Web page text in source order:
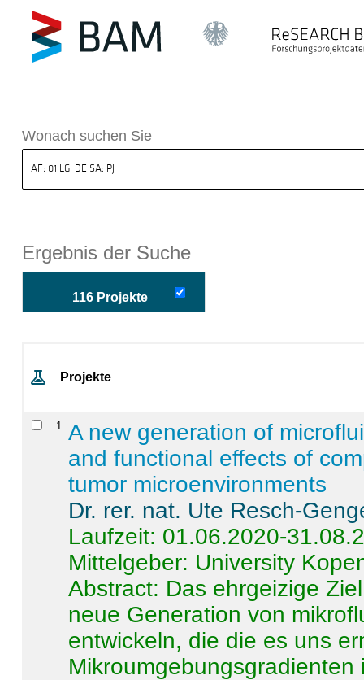
BAM
Wonach suchen Sie
Ergebnis der Suche
116 Projekte
Projekte
1
A new generation of
and functional effects of
tumor microenvironments
Dr. rer. nat. Ute Resch-
Laufzeit: 01.06.2020-
Mittelgeber: University
Abstract: Das ehrgeizige
neue Generation von
entwickeln, die die es uns
Mikroumgebungsgradienten